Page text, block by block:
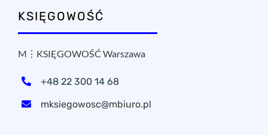
KSIĘGOWOŚĆ
M⋮KSIĘGOWOŚĆ Warszawa
+48 22 300 14 68
mksiegowosc@mbiuro.pl